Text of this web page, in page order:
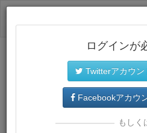
プレミアム会員では、教材がダ
再生環境が提供されます。
ログインが
Twitterアカウン
Facebookアカウ
もしく